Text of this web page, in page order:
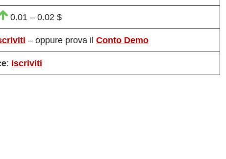
0.01 – 0.02 $
– oppure prova il Conto Demo
: Iscriviti